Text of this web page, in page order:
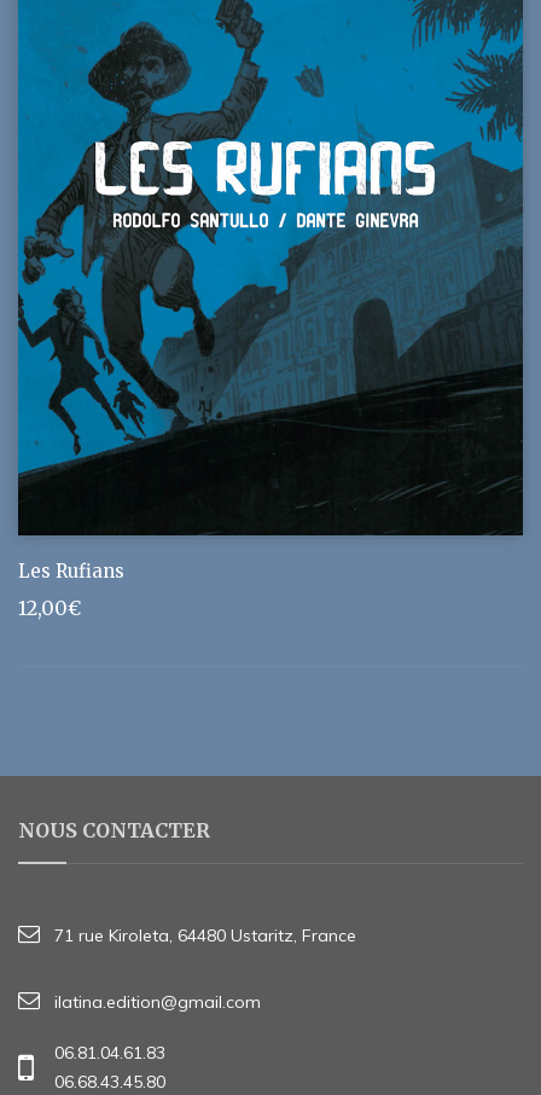
Les Rufians
12,00€
NOUS CONTACTER
71 rue Kiroleta, 64480 Ustaritz, France
ilatina.edition@gmail.com
06.81.04.61.83
06.68.43.45.80